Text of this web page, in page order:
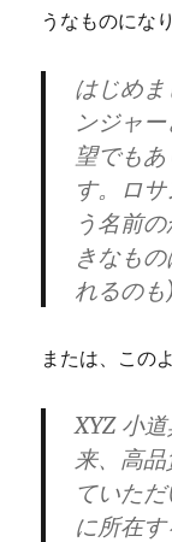
うなものにな
はじめ
ンジャ
望でも
す。ロ
う名前
きなも
れるのも)
または、この
XYZ 小
来、高
ていた
に所在